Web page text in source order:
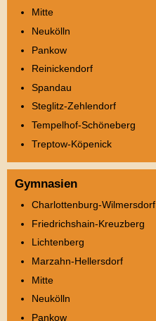
Mitte
Neukölln
Pankow
Reinickendorf
Spandau
Steglitz-Zehlendorf
Tempelhof-Schöneberg
Treptow-Köpenick
Gymnasien
Charlottenburg-Wilmersdorf
Friedrichshain-Kreuzberg
Lichtenberg
Marzahn-Hellersdorf
Mitte
Neukölln
Pankow